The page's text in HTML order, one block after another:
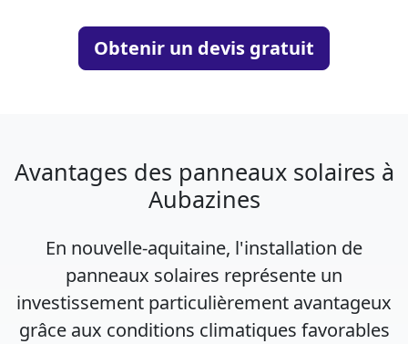
Obtenir un devis gratuit
Avantages des panneaux solaires à
Aubazines
En nouvelle-aquitaine, l'installation de
panneaux solaires représente un
investissement particulièrement avantageux
grâce aux conditions climatiques favorables